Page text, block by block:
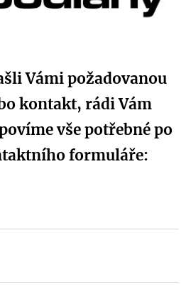
Vámi požadovanou
kontakt, rádi Vám
vše potřebné po
formuláře: